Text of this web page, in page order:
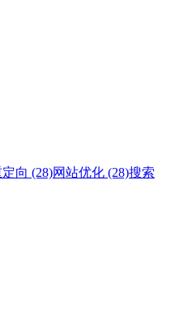
定向 (28)网站优化 (28)搜索